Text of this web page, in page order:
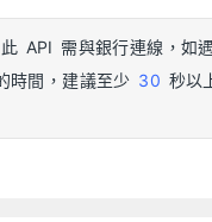
此 API 需與銀行連線，如
時間，建議至少 30 秒以